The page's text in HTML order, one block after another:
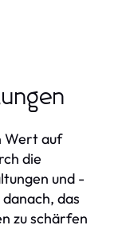
Wert auf
die
und -
das
zu schärfen